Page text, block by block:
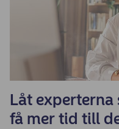
Låt
få mer tid till